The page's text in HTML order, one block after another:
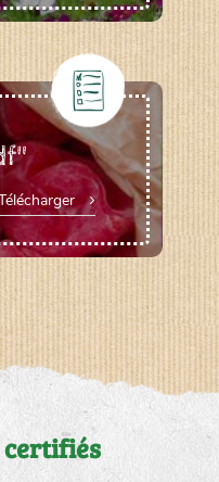
certifiés